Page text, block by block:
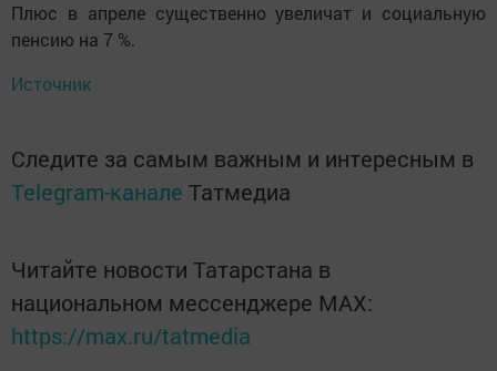
Плюс в апреле существенно увеличат и социальную
пенсию на 7 %.
Источник
Следите за самым важным и интересным в
Telegram-канале Татмедиа
Читайте новости Татарстана в
национальном мессенджере MАХ:
https://max.ru/tatmedia